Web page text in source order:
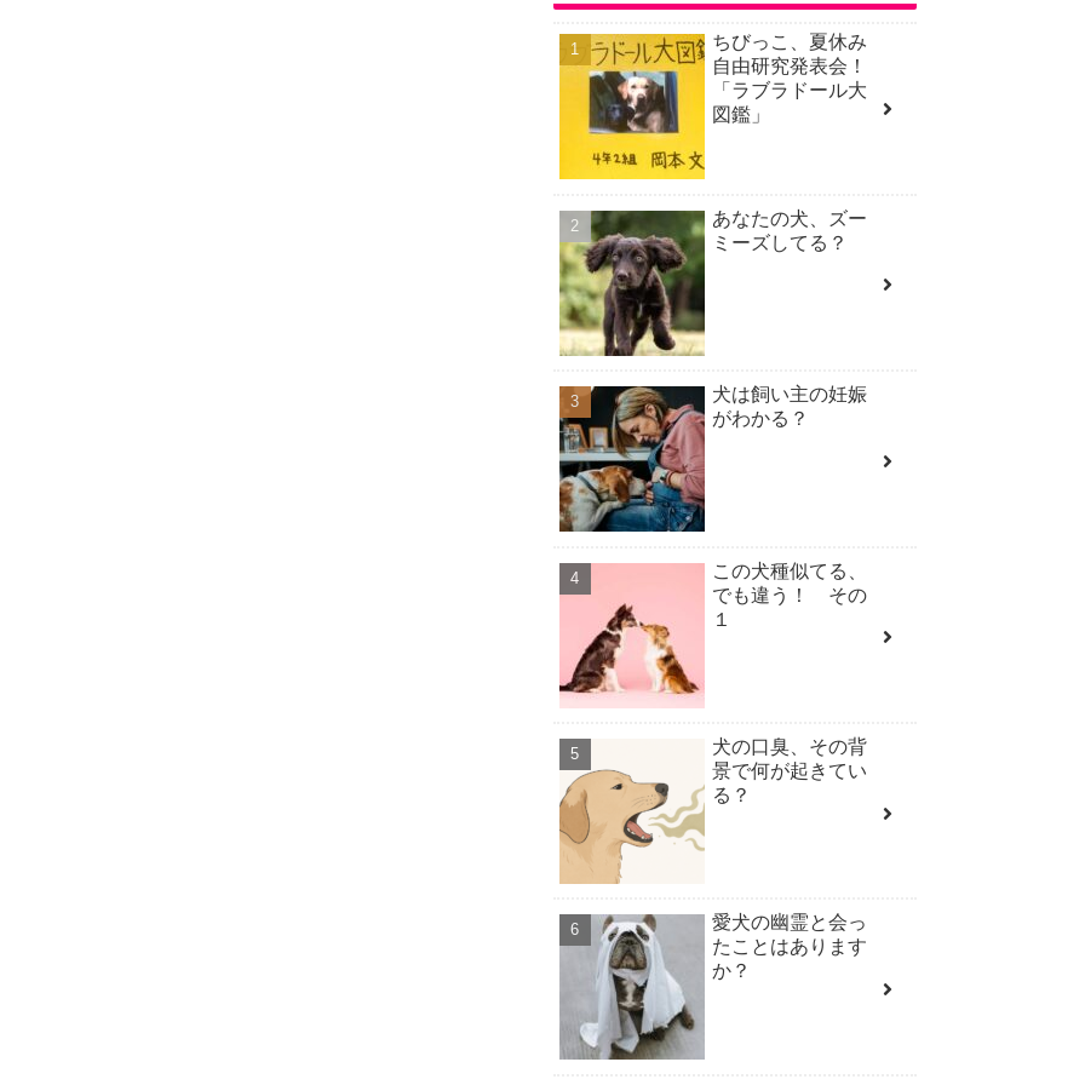
ちびっこ、夏休み
自由研究発表会！
「ラブラドール大
図鑑」
あなたの犬、ズー
ミーズしてる？
犬は飼い主の妊娠
がわかる？
この犬種似てる、
でも違う！ その
１
犬の口臭、その背
景で何が起きてい
る？
愛犬の幽霊と会っ
たことはあります
か？